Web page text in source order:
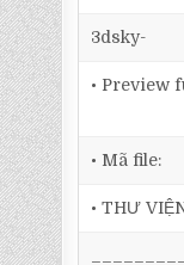
3dsky-
• Preview
• Mã file:
• THƯ